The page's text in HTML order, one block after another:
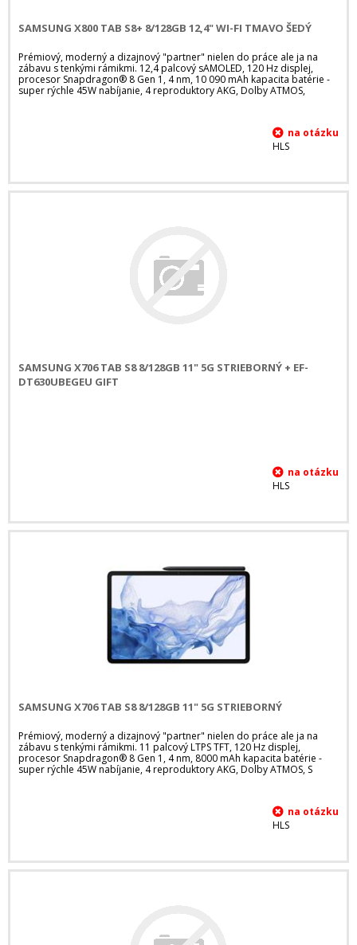
SAMSUNG X800 TAB S8+ 8/128GB 12,4" WI-FI TMAVO ŠEDÝ
Prémiový, moderný a dizajnový "partner" nielen do práce ale ja na
zábavu s tenkými rámikmi. 12,4 palcový sAMOLED, 120 Hz displej,
procesor Snapdragon® 8 Gen 1, 4 nm, 10 090 mAh kapacita batérie -
super rýchle 45W nabíjanie, 4 reproduktory AKG, Dolby ATMOS,
HLS
SAMSUNG X706 TAB S8 8/128GB 11" 5G STRIEBORNÝ + EF-
DT630UBEGEU GIFT
HLS
SAMSUNG X706 TAB S8 8/128GB 11" 5G STRIEBORNÝ
Prémiový, moderný a dizajnový "partner" nielen do práce ale ja na
zábavu s tenkými rámikmi. 11 palcový LTPS TFT, 120 Hz displej,
procesor Snapdragon® 8 Gen 1, 4 nm, 8000 mAh kapacita batérie -
super rýchle 45W nabíjanie, 4 reproduktory AKG, Dolby ATMOS, S
HLS